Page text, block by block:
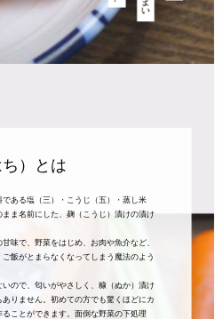
）とは
ある塩（三）・こうじ（五）・蒸し米
まま名前にした、麹（こうじ）漬けの漬け
味で、野菜をはじめ、お肉や魚介など、
飯がとまらなくなってしまう魔法のよう
いので、匂いがやさしく、糠（ぬか）漬け
りません。初めての方でも驚くほどにカ
ことができます。面倒な野菜の下処理